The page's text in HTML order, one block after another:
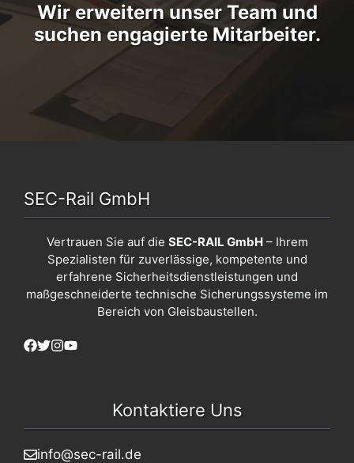
Wir erweitern unser Team und
suchen engagierte Mitarbeiter.
SEC-Rail GmbH
Vertrauen Sie auf die SEC-RAIL GmbH– Ihrem
Spezialisten für zuverlässige, kompetente und
erfahrene Sicherheitsdienstleistungen und
maßgeschneiderte technische Sicherungssysteme im
Bereich von Gleisbaustellen.
Kontaktiere Uns
info@sec-rail.de